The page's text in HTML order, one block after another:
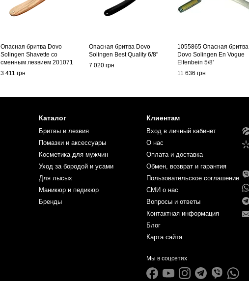
Опасная бритва Dovo
Solingen Shavette со
сменным лезвием 201071
3 411 грн
Опасная бритва Dovo
Solingen Best Quality 6/8"
7 020 грн
1055865 Опасная бритва
Dovo Solingen En Vogue
Elfenbein 5/8'
11 636 грн
Каталог
Бритвы и лезвия
Помазки и аксессуары
Косметика для мужчин
Уход за бородой и усами
Для лысых
Маникюр и педикюр
Бренды
Клиентам
Вход в личный кабинет
О нас
Оплата и доставка
Обмен, возврат и гарантия
Пользовательское соглашение
СМИ о нас
Вопросы и ответы
Контактная информация
Блог
Карта сайта
Мы в соцсетях